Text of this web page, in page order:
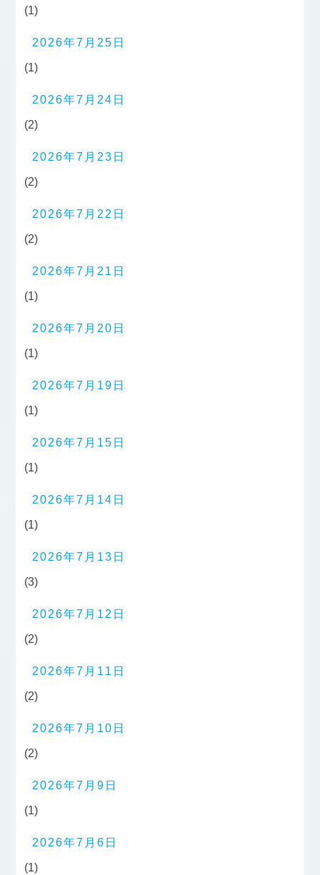
(1)
2026年7月25日
(1)
2026年7月24日
(2)
2026年7月23日
(2)
2026年7月22日
(2)
2026年7月21日
(1)
2026年7月20日
(1)
2026年7月19日
(1)
2026年7月15日
(1)
2026年7月14日
(1)
2026年7月13日
(3)
2026年7月12日
(2)
2026年7月11日
(2)
2026年7月10日
(2)
2026年7月9日
(1)
2026年7月6日
(1)